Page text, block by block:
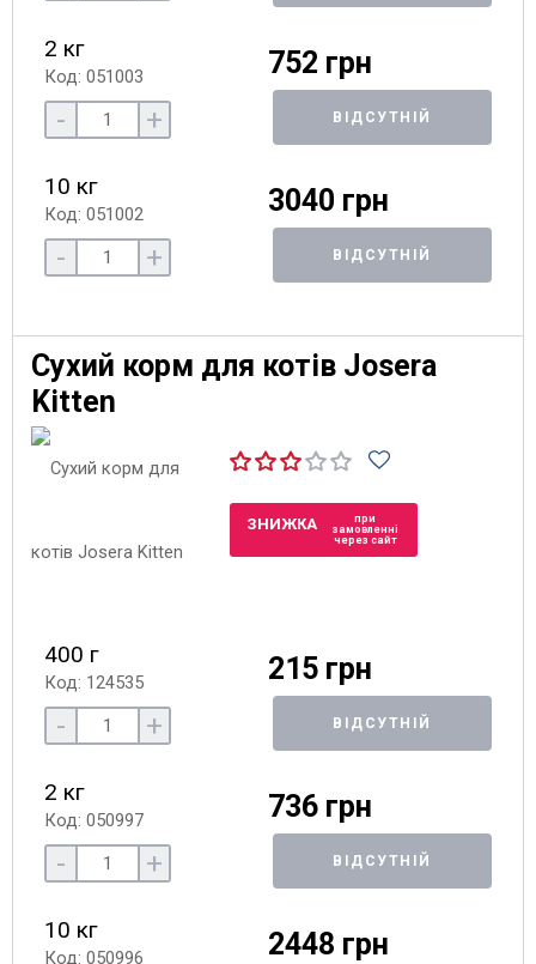
2 кг
Код: 051003 752 грн
- + ВІДСУТНІЙ
10 кг
Код: 051002 3040 грн
- + ВІДСУТНІЙ
Сухий корм для котів Josera
Kitten
ЗНИЖКА
при
замовленні
через сайт
400 г
Код: 124535 215 грн
- + ВІДСУТНІЙ
2 кг
Код: 050997 736 грн
- + ВІДСУТНІЙ
10 кг
Код: 050996 2448 грн